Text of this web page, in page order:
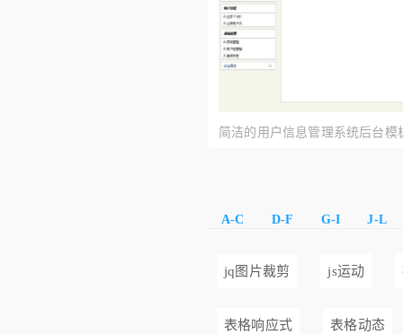
简洁的用户信息管理系统后台模
A-C D-F G-I J-L
jq图片裁剪 js运动
表格响应式 表格动态